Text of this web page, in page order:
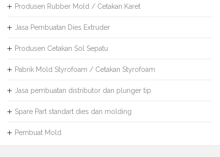
Produsen Rubber Mold / Cetakan Karet
Jasa Pembuatan Dies Extruder
Produsen Cetakan Sol Sepatu
Pabrik Mold Styrofoam / Cetakan Styrofoam
Jasa pembuatan distributor dan plunger tip
Spare Part standart dies dan molding
Pembuat Mold